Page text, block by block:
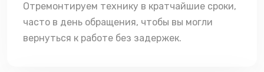
Отремонтируем технику в кратчайшие сроки,
часто в день обращения, чтобы вы могли
вернуться к работе без задержек.